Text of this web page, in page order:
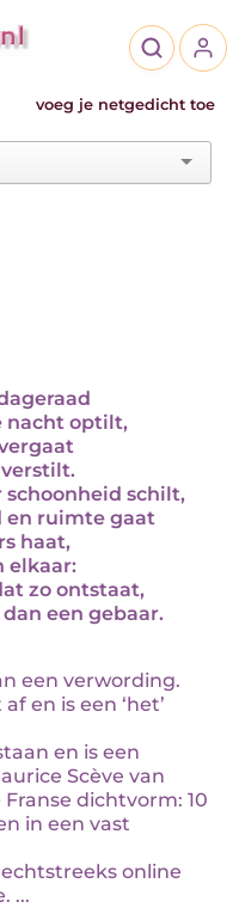
voeg je netgedicht toe
nacht optilt,
schilt,
en ruimte gaat
haat,
elkaar:
zo ontstaat,
een gebaar.
een verwording.
en is een ‘het’
en is een
Scève van
Franse dichtvorm: 10
in een vast
online
...